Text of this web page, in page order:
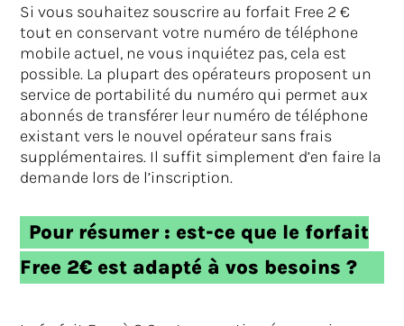
Si vous souhaitez souscrire au forfait Free 2 €
tout en conservant votre numéro de téléphone
mobile actuel, ne vous inquiétez pas, cela est
possible. La plupart des opérateurs proposent un
service de portabilité du numéro qui permet aux
abonnés de transférer leur numéro de téléphone
existant vers le nouvel opérateur sans frais
supplémentaires. Il suffit simplement d’en faire la
demande lors de l’inscription.
Pour résumer : est-ce que le forfait
Free 2€ est adapté à vos besoins ?